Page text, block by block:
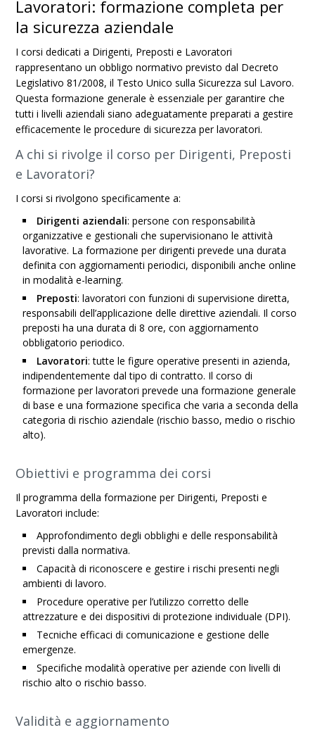
Lavoratori: formazione completa per
la sicurezza aziendale
I corsi dedicati a Dirigenti, Preposti e Lavoratori
rappresentano un obbligo normativo previsto dal Decreto
Legislativo 81/2008, il Testo Unico sulla Sicurezza sul Lavoro.
Questa formazione generale è essenziale per garantire che
tutti i livelli aziendali siano adeguatamente preparati a gestire
efficacemente le procedure di sicurezza per lavoratori.
A chi si rivolge il corso per Dirigenti, Preposti
e Lavoratori?
I corsi si rivolgono specificamente a:
Dirigenti aziendali: persone con responsabilità
organizzative e gestionali che supervisionano le attività
lavorative. La formazione per dirigenti prevede una durata
definita con aggiornamenti periodici, disponibili anche online
in modalità e-learning.
Preposti: lavoratori con funzioni di supervisione diretta,
responsabili dell’applicazione delle direttive aziendali. Il corso
preposti ha una durata di 8 ore, con aggiornamento
obbligatorio periodico.
Lavoratori: tutte le figure operative presenti in azienda,
indipendentemente dal tipo di contratto. Il corso di
formazione per lavoratori prevede una formazione generale
di base e una formazione specifica che varia a seconda della
categoria di rischio aziendale (rischio basso, medio o rischio
alto).
Obiettivi e programma dei corsi
Il programma della formazione per Dirigenti, Preposti e
Lavoratori include:
Approfondimento degli obblighi e delle responsabilità
previsti dalla normativa.
Capacità di riconoscere e gestire i rischi presenti negli
ambienti di lavoro.
Procedure operative per l’utilizzo corretto delle
attrezzature e dei dispositivi di protezione individuale (DPI).
Tecniche efficaci di comunicazione e gestione delle
emergenze.
Specifiche modalità operative per aziende con livelli di
rischio alto o rischio basso.
Validità e aggiornamento